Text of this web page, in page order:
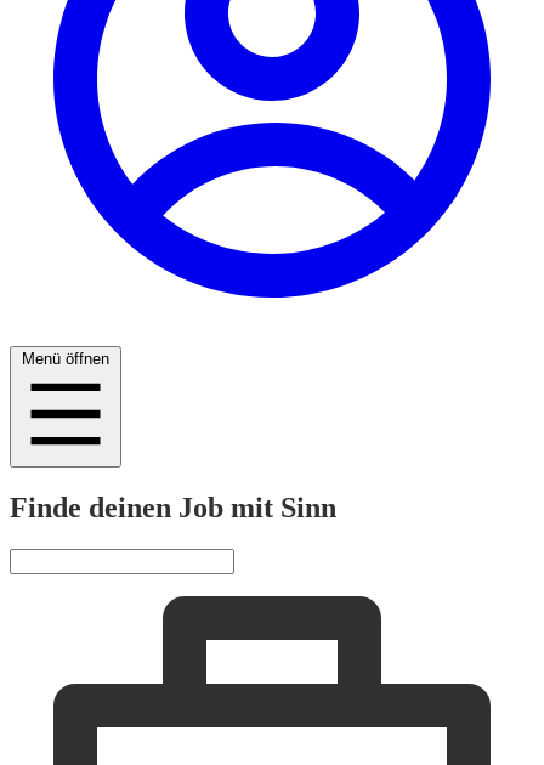
Menü öffnen
Finde deinen Job mit Sinn